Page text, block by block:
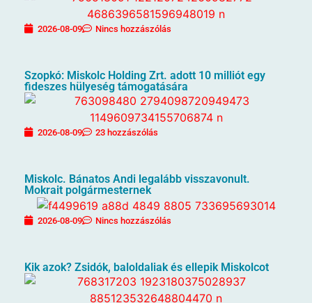
2026-08-09 Nincs hozzászólás
Szopkó: Miskolc Holding Zrt. adott 10 milliót egy
fideszes hülyeség támogatására
2026-08-09 23 hozzászólás
Miskolc. Bánatos Andi legalább visszavonult.
Mokrait polgármesternek
2026-08-09 Nincs hozzászólás
Kik azok? Zsidók, baloldaliak és ellepik Miskolcot